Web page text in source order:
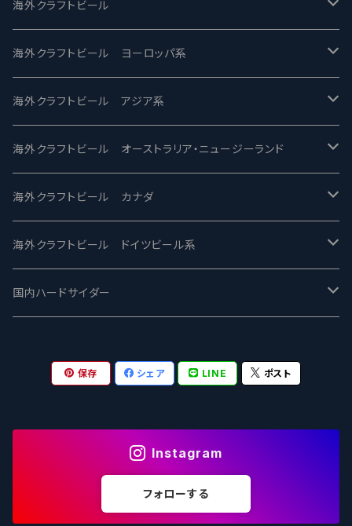
UCHU BREWING -うちゅうブルーイング
バテレ -VERTERE
2nd Story Ale Works -セカンドストーリー
ビアへるん - Beer Hearn
忽布古丹醸造 - HOP KOTAN
ワイマーケットブルーイング Y.Market Brewing
志賀高原ビール - SIGAKOGEN
箕面ビール - MINOH BEER
サンクトガーレン - Sankt Gallen
ウェストコーストブルーイング -WCB
海外クラフトビール
Modern Times モダンタイムズ
Maui マウイ
Toppling Goliath トップリンゴライアス
Fair State フェアステイト
Lagunitas ラグニタス
FirestoneWalker ファイアストーン
Mikkeller ミッケラー
Hop Nation ホップネーション
Brewski ブリュースキー
海外クラフトビール ヨーロッパ系
UnBarred -アンバード
SAIREN /サイレン
ワイルドチャイルド - Wilde Child
BrewDog Brewery - ブリュードッグ
The Flying Inn / ザ フライイング イン
Lambiek Fabriek - ファブリーク
Marble / マーブル
Buxton - バクストン
海外クラフトビール アジア系
gweilo-鬼佬 グウァイロ
Heart Of Darkness - ハートオブダークネス
Carbon brews -カーボン
TAIHU - タイフー
Behemoth - ベヒーモス
海外クラフトビール オーストラリア・ニュージーランド
ROCKY RIDGE - ロッキーリッジ
BODRIGGY BREWING ボッドリッジー
CO-CONSPIRATORS コ・コンスピレーターズ
Deep Creek Brewing Co.
8 Wired エイトワイアード
Isthmus イスムス
海外クラフトビール カナダ
Jackie O's ジャッキーオーズ
Westbrook ウェストブルック
Strathcona ストラスコナ
ODIN BREWING オディン
Electric Bicycle エレクトリックバイシクル
海外クラフトビール ドイツビール系
Karmeliten カーメリテン
Früh フリュー
Plank プランク
Tucher トゥーハー
国内ハードサイダー
保存 シェア LINE ポスト
Instagram
フォローする